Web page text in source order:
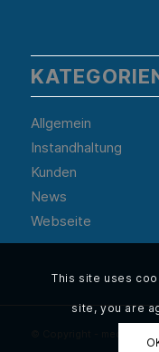
Allgemein
Instandhaltung
Kunden
News
Webseite
This site uses
site, you are